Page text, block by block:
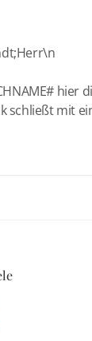
hier
schließt mit